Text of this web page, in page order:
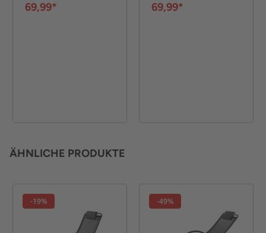
48 cm - Grau
69,99* 48 cm - Schwarz
69,99*
ÄHNLICHE PRODUKTE
-19% -49%